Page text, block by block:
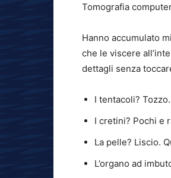
Tomografia
Hanno accumulato
che le viscere
dettagli senza
I tentacoli? Tozzo.
I cretini? Pochi e
La pelle? Liscio.
L’organo ad